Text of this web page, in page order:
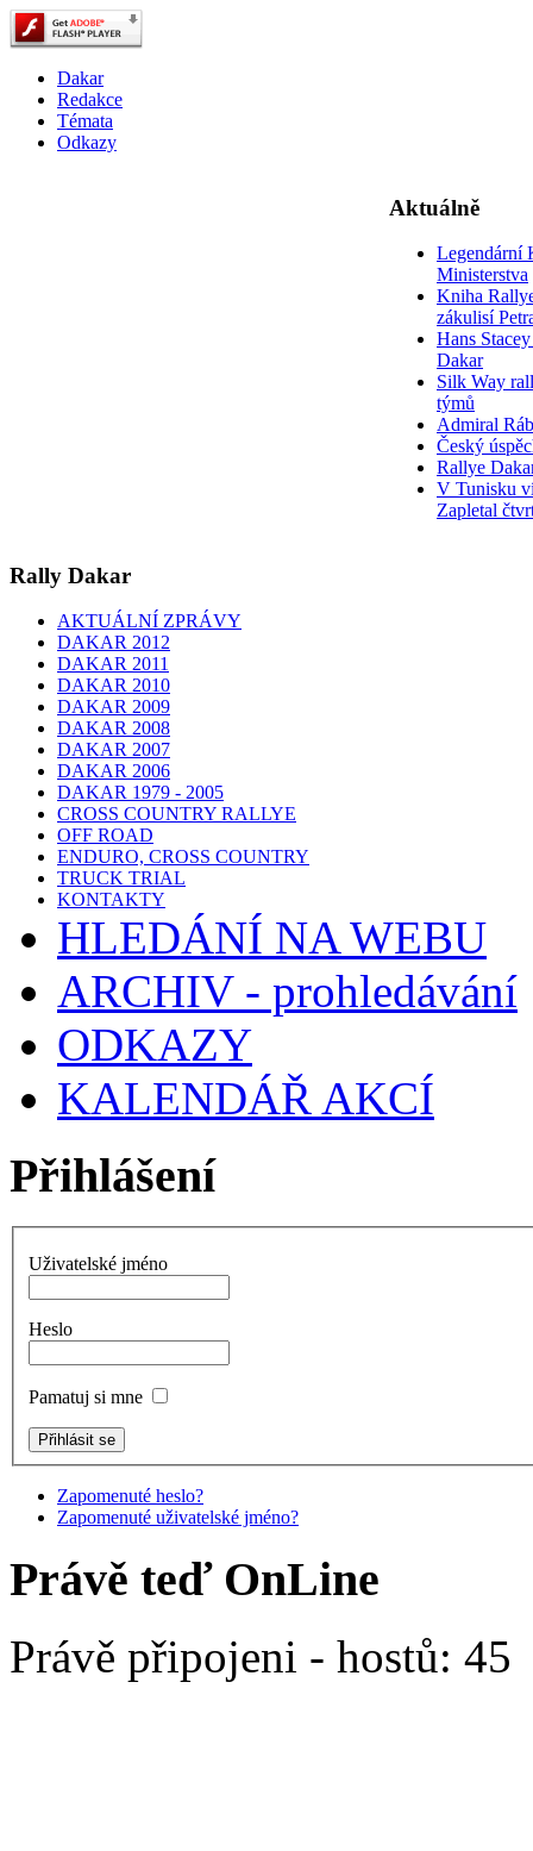
Dakar
Redakce
Témata
Odkazy
Aktuálně
Legendární
Ministerstva
Kniha
zákulisí
Hans
Dakar
Silk Way
týmů
Admiral
Český
Rallye
V Tunisku
Zapletal
Rally Dakar
AKTUÁLNÍ ZPRÁVY
DAKAR 2012
DAKAR 2011
DAKAR 2010
DAKAR 2009
DAKAR 2008
DAKAR 2007
DAKAR 2006
DAKAR 1979 - 2005
CROSS COUNTRY RALLYE
OFF ROAD
ENDURO, CROSS COUNTRY
TRUCK TRIAL
KONTAKTY
HLEDÁNÍ NA WEBU
ARCHIV - prohledávání
ODKAZY
KALENDÁŘ AKCÍ
Přihlášení
Uživatelské jméno
Heslo
Pamatuj si mne
Zapomenuté heslo?
Zapomenuté uživatelské jméno?
Právě teď OnLine
Právě připojeni - hostů: 45